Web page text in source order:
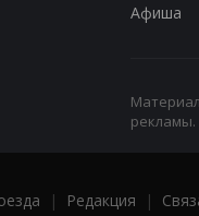
Афиша
рекламы.
| Редакция |